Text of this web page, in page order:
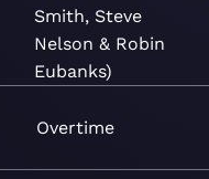
Smith, Steve
Nelson & Robin
Eubanks)
Overtime